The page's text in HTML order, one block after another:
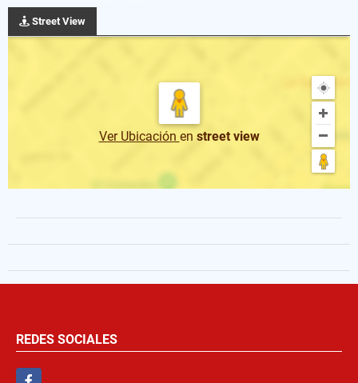
Street View
Ver Ubicación en street view
REDES SOCIALES
Facebook